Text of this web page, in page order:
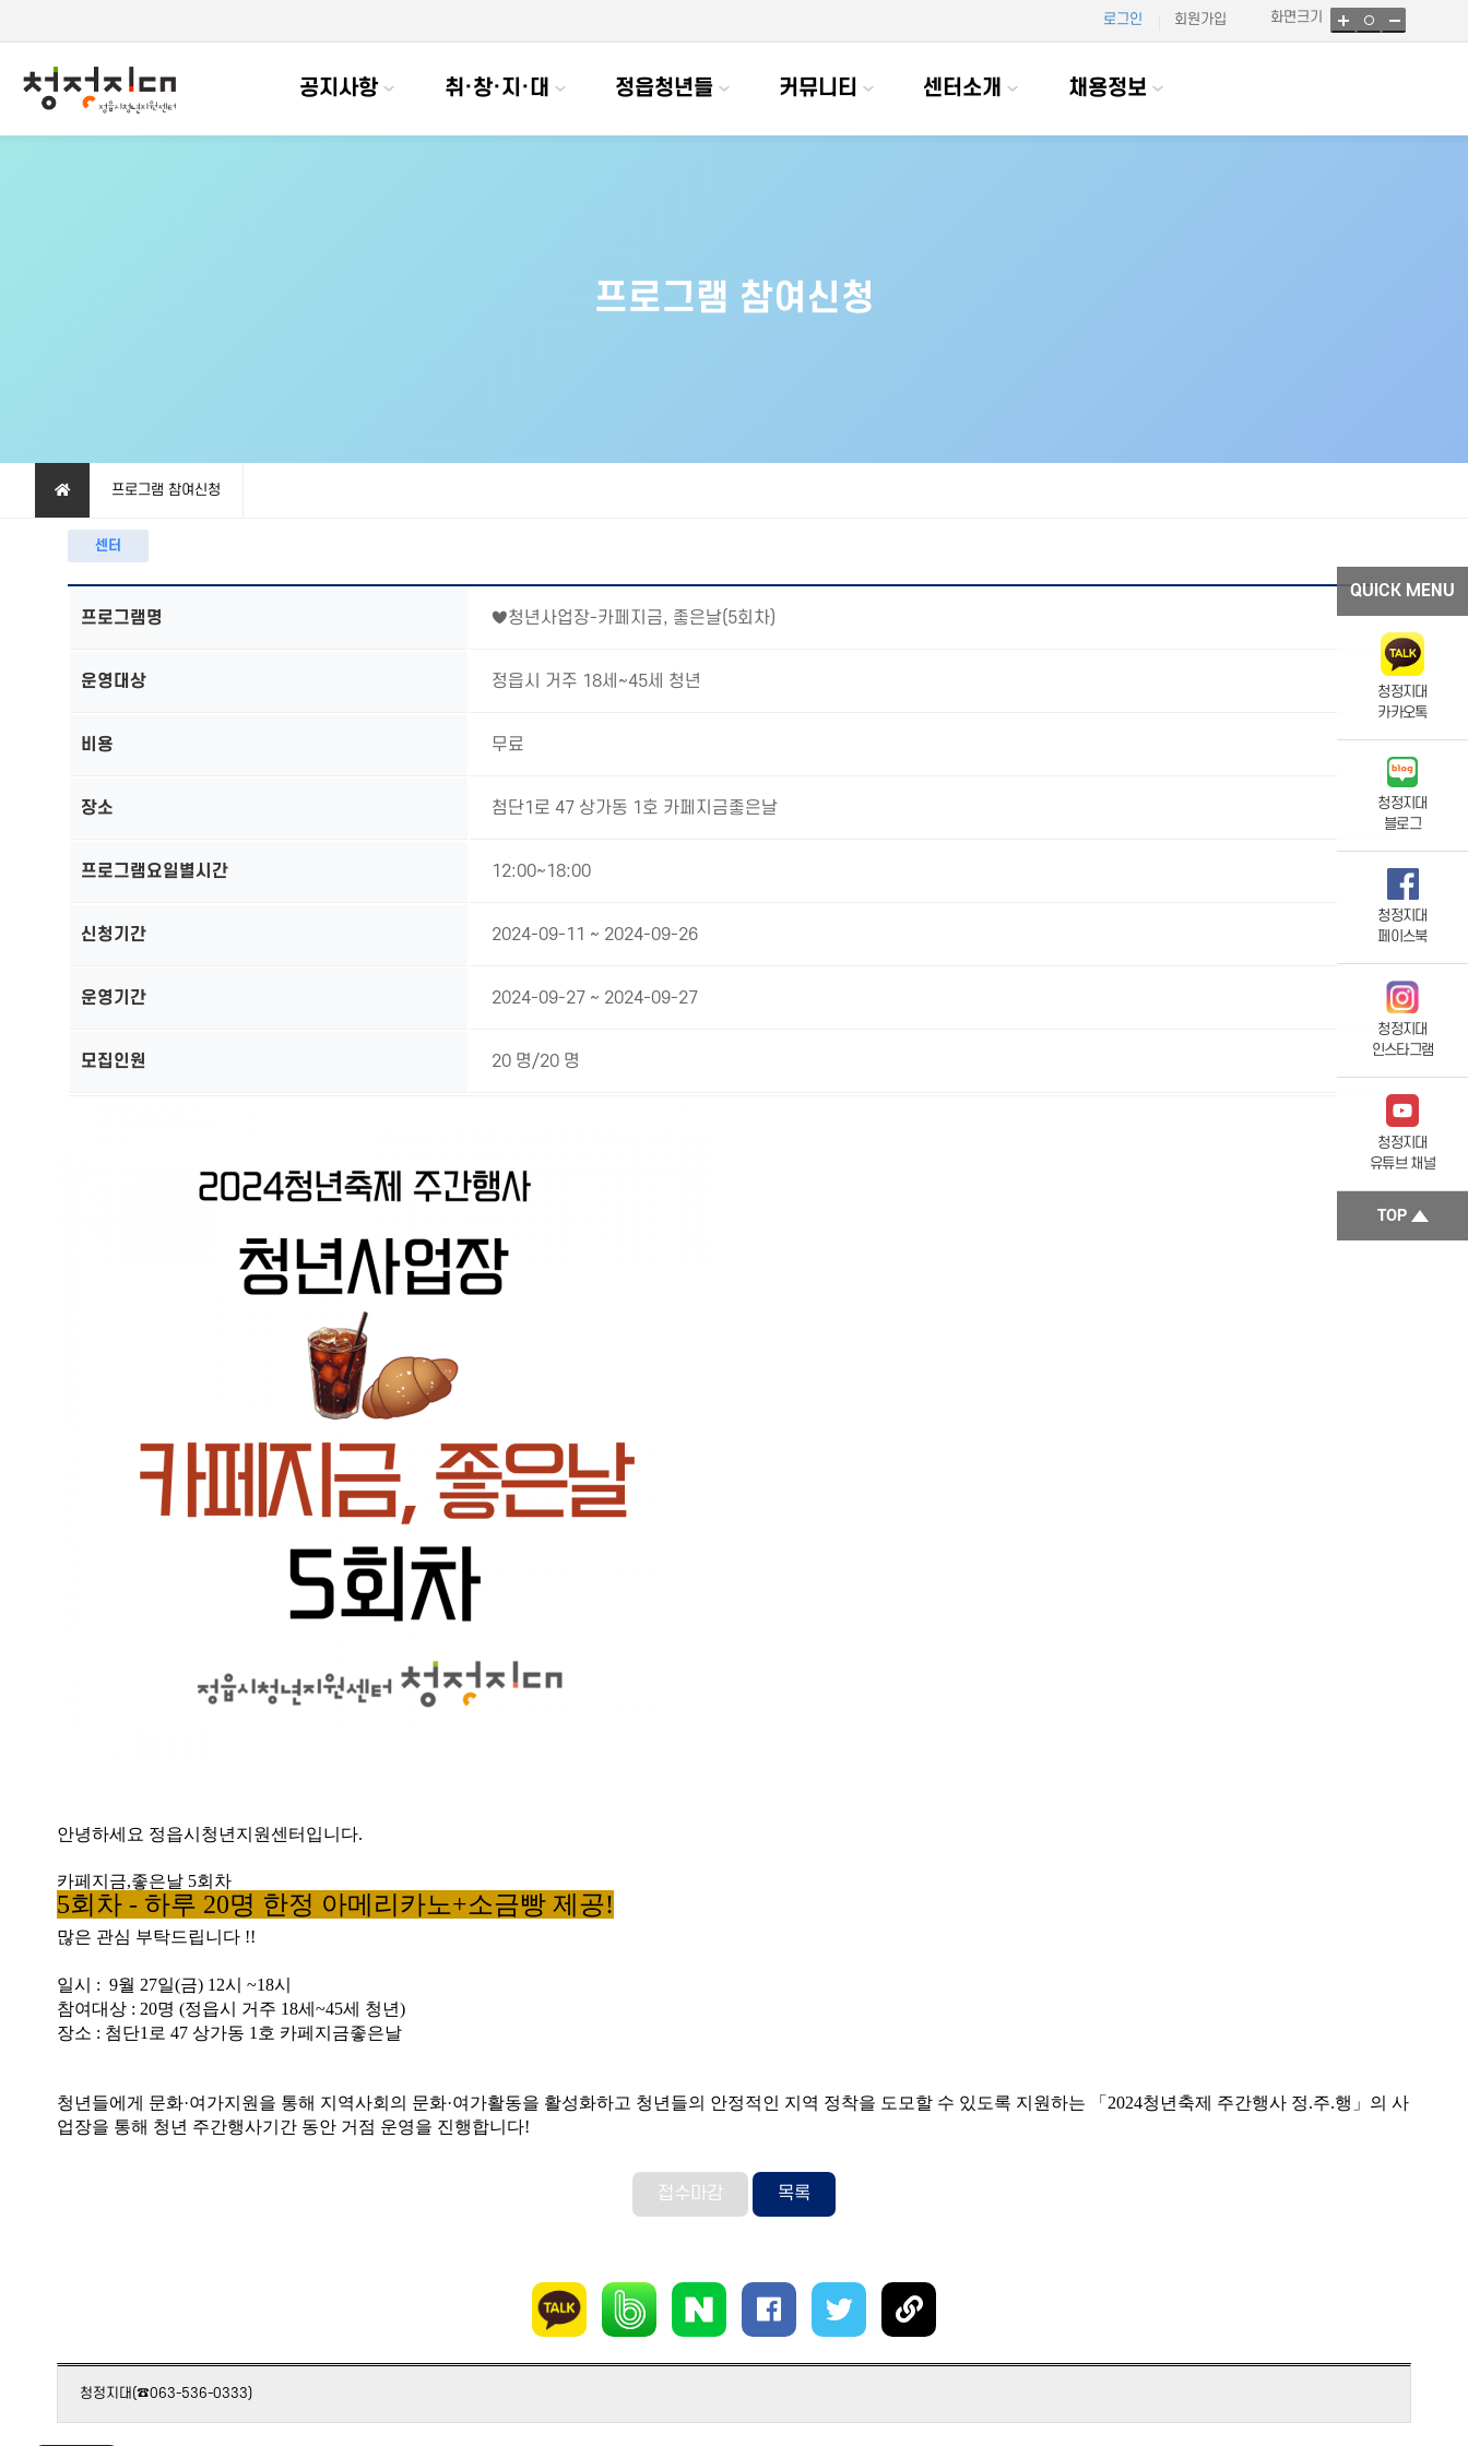
로그인 회원가입 화면크기
공지사항 취·창·지·대 정읍청년들 커뮤니티 센터소개 채용정보
프로그램 참여신청
프로그램 참여신청
센터
프로그램명 ♥청년사업장-카페지금, 좋은날(5회차)
운영대상 정읍시 거주 18세~45세 청년
비용 무료
장소 첨단1로 47 상가동 1호 카페지금좋은날
프로그램요일별시간 12:00~18:00
신청기간 2024-09-11 ~ 2024-09-26
운영기간 2024-09-27 ~ 2024-09-27
모집인원 20 명/20 명
안녕하세요 정읍시청년지원센터입니다.
카페지금,좋은날 5회차
5회차 - 하루 20명 한정 아메리카노+소금빵 제공!
많은 관심 부탁드립니다 !!
일시 : 9월 27일(금) 12시 ~18시
참여대상 : 20명 (정읍시 거주 18세~45세 청년)
장소 : 첨단1로 47 상가동 1호 카페지금좋은날
청년들에게 문화·여가지원을 통해 지역사회의 문화·여가활동을 활성화하고 청년들의 안정적인 지역 정착을 도모할 수 있도록 지원하는 「2024청년축제 주간행사 정.주.행」의 사
업장을 통해 청년 주간행사기간 동안 거점 운영을 진행합니다!
접수마감 목록
청정지대(☎063-536-0333)
QUICK MENU
청정지대
카카오톡
청정지대
블로그
청정지대
페이스북
청정지대
인스타그램
청정지대
유튜브 채널
TOP